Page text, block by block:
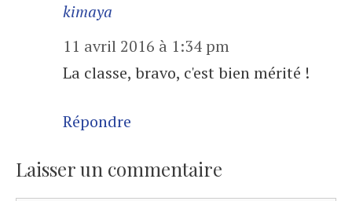
kimaya
11 avril 2016 à 1:34 pm
La classe, bravo, c'est bien mérité !
Répondre
Laisser un commentaire